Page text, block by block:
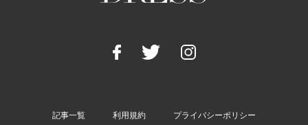
記事一覧 利用規約 プライバシーポリシー